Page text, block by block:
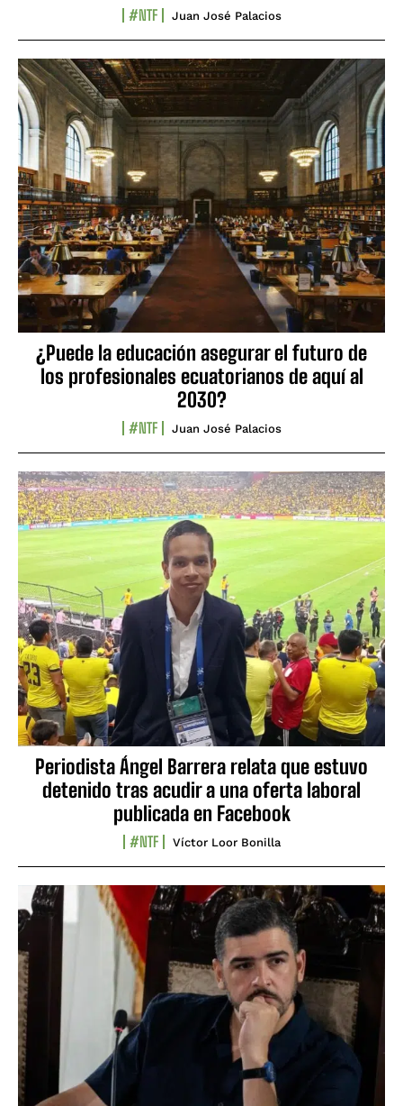
#NTF Juan José Palacios
¿Puede la educación asegurar el futuro de
los profesionales ecuatorianos de aquí al
2030?
#NTF Juan José Palacios
Periodista Ángel Barrera relata que estuvo
detenido tras acudir a una oferta laboral
publicada en Facebook
#NTF Víctor Loor Bonilla